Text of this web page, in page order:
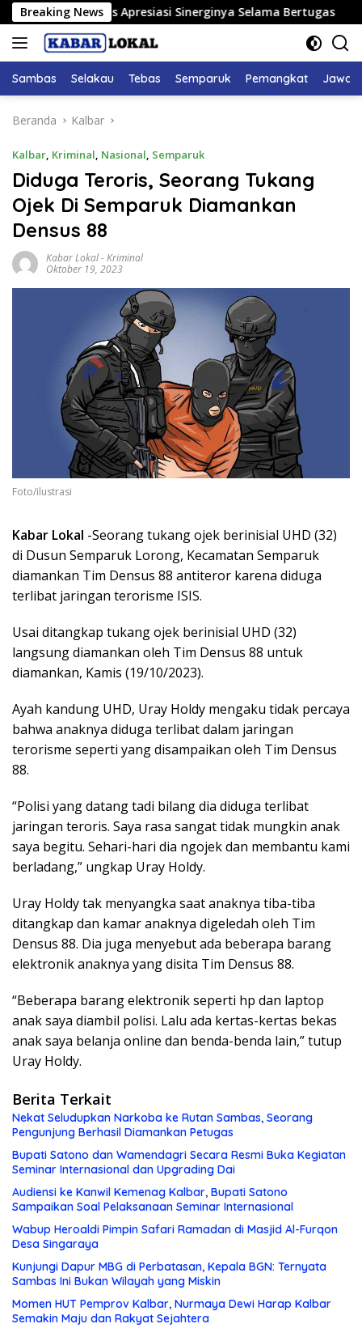
Langsung
ke
konten
Breaking News
Sambas Apresiasi Sinerginya Selama Bertugas
Sambas Selakau Tebas Semparuk Pemangkat Jawai
Beranda Kalbar
Kalbar, Kriminal, Nasional, Semparuk
Diduga Teroris, Seorang Tukang
Ojek Di Semparuk Diamankan
Densus 88
Kabar Lokal-Kriminal
Oktober 19, 2023
Foto/ilustrasi
Kabar Lokal -Seorang tukang ojek berinisial UHD (32)
di Dusun Semparuk Lorong, Kecamatan Semparuk
diamankan Tim Densus 88 antiteror karena diduga
terlibat jaringan terorisme ISIS.
Usai ditangkap tukang ojek berinisial UHD (32)
langsung diamankan oleh Tim Densus 88 untuk
diamankan, Kamis (19/10/2023).
Ayah kandung UHD, Uray Holdy mengaku tidak percaya
bahwa anaknya diduga terlibat dalam jaringan
terorisme seperti yang disampaikan oleh Tim Densus
88.
“Polisi yang datang tadi bilang dia diduga terlibat
jaringan teroris. Saya rasa sangat tidak mungkin anak
saya begitu. Sehari-hari dia ngojek dan membantu kami
berladang,” ungkap Uray Holdy.
Uray Holdy tak menyangka saat anaknya tiba-tiba
ditangkap dan kamar anaknya digeledah oleh Tim
Densus 88. Dia juga menyebut ada beberapa barang
elektronik anaknya yang disita Tim Densus 88.
“Beberapa barang elektronik seperti hp dan laptop
anak saya diambil polisi. Lalu ada kertas-kertas bekas
anak saya belanja online dan benda-benda lain,” tutup
Uray Holdy.
Berita Terkait
Nekat Seludupkan Narkoba ke Rutan Sambas, Seorang
Pengunjung Berhasil Diamankan Petugas
Bupati Satono dan Wamendagri Secara Resmi Buka Kegiatan
Seminar Internasional dan Upgrading Dai
Audiensi ke Kanwil Kemenag Kalbar, Bupati Satono
Sampaikan Soal Pelaksanaan Seminar Internasional
Wabup Heroaldi Pimpin Safari Ramadan di Masjid Al-Furqon
Desa Singaraya
Kunjungi Dapur MBG di Perbatasan, Kepala BGN: Ternyata
Sambas Ini Bukan Wilayah yang Miskin
Momen HUT Pemprov Kalbar, Nurmaya Dewi Harap Kalbar
Semakin Maju dan Rakyat Sejahtera